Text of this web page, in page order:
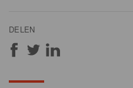
DELEN